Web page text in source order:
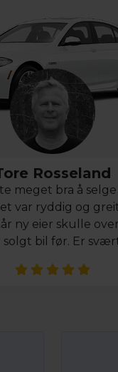
Rosseland
meget bra å
var ryddig og
ny eier skulle
solgt bil før. Er